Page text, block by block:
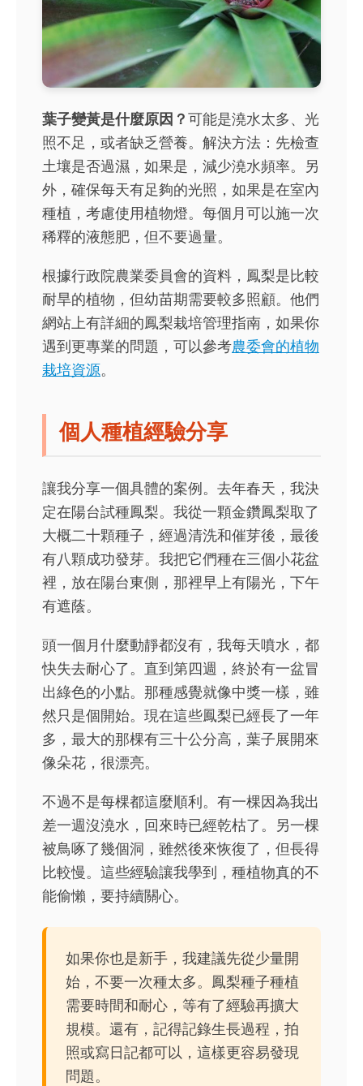
葉子變黃是什麼原因？可能是澆水太多、光
照不足，或者缺乏營養。解決方法：先檢查
土壤是否過濕，如果是，減少澆水頻率。另
外，確保每天有足夠的光照，如果是在室內
種植，考慮使用植物燈。每個月可以施一次
稀釋的液態肥，但不要過量。
根據行政院農業委員會的資料，鳳梨是比較
耐旱的植物，但幼苗期需要較多照顧。他們
網站上有詳細的鳳梨栽培管理指南，如果你
遇到更專業的問題，可以參考農委會的植物
栽培資源。
個人種植經驗分享
讓我分享一個具體的案例。去年春天，我決
定在陽台試種鳳梨。我從一顆金鑽鳳梨取了
大概二十顆種子，經過清洗和催芽後，最後
有八顆成功發芽。我把它們種在三個小花盆
裡，放在陽台東側，那裡早上有陽光，下午
有遮蔭。
頭一個月什麼動靜都沒有，我每天噴水，都
快失去耐心了。直到第四週，終於有一盆冒
出綠色的小點。那種感覺就像中獎一樣，雖
然只是個開始。現在這些鳳梨已經長了一年
多，最大的那棵有三十公分高，葉子展開來
像朵花，很漂亮。
不過不是每棵都這麼順利。有一棵因為我出
差一週沒澆水，回來時已經乾枯了。另一棵
被鳥啄了幾個洞，雖然後來恢復了，但長得
比較慢。這些經驗讓我學到，種植物真的不
能偷懶，要持續關心。
如果你也是新手，我建議先從少量開
始，不要一次種太多。鳳梨種子種植
需要時間和耐心，等有了經驗再擴大
規模。還有，記得記錄生長過程，拍
照或寫日記都可以，這樣更容易發現
問題。